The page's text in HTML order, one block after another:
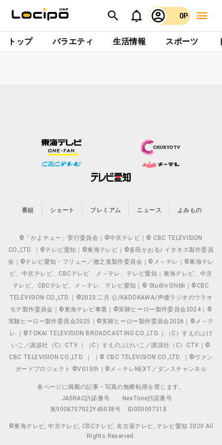
0P
トップ バラエティ 生活情報 スポーツ
番組 ショート プレミアム ニュース よみもの
©「かよチュー」実行委員会｜©中京テレビ｜© CBC TELEVISION
CO.,LTD. ｜©テレビ愛知｜©東海テレビ｜©多田かおる/ イタキス製作委員
会｜©テレビ愛知・フリュー／徹之進製作委員会｜©メ～テレ｜©東海テレ
ビ、中京テレビ、CBCテレビ、メ～テレ、テレビ愛知｜東海テレビ、中京
テレビ、CBCテレビ、メ～テレ、テレビ愛知｜© Studio Ghibli｜©CBC
TELEVISION CO.,LTD.｜©2023 二月 公/KADOKAWA/声優ラジオのウラオ
モテ製作委員会｜©東海テレビ事業｜©実験ヒーロー製作委員会2024｜©
実験ヒーロー製作委員会2025｜©実験ヒーロー製作委員会2026｜©メ～テ
レ ｜©TOKAI TELEVISION BROADCASTING CO.,LTD.｜（C）すえのぶけ
いこ／講談社（C）CTV ｜（C）すえのぶけいこ／講談社（C）CTV｜©
CBC TELEVISION CO.,LTD. ｜ ｜© CBC TELEVISION CO.,LTD. ｜©ヴァン
ガードプロジェクト ©VG15th｜©メ～テレNEXT／ダンスチャンネル
各ページに掲載の記事・写真の無断転用を禁じます。
JASRAC許諾番号
NexTone許諾番号
第9008707022Y45038号
ID000007318
©東海テレビ, 中京テレビ, CBCテレビ, 名古屋テレビ, テレビ愛知 2020 All
Rights Reserved.